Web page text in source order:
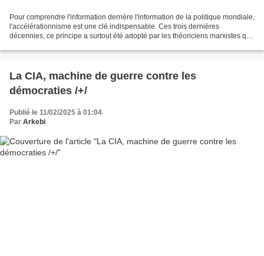
Pour comprendre l'information derrière l'information de la politique mondiale,
l'accélérationnisme est une clé indispensable. Ces trois dernières
décennies, ce principe a surtout été adopté par les théoriciens marxistes qui,
La CIA, machine de guerre contre les
démocraties /+/
Publié le 11/02/2025 à 01:04
Par Arkebi